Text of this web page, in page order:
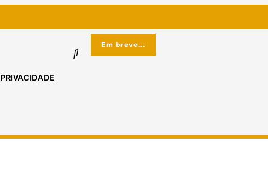
PRIVACIDADE
Em breve...